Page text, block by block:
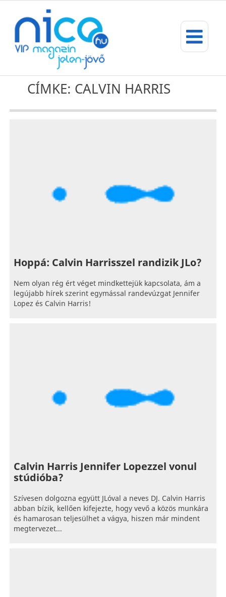
CÍMKE: CALVIN HARRIS
Hoppá: Calvin Harrisszel randizik JLo?
Nem olyan rég ért véget mindkettejük kapcsolata, ám a
legújabb hírek szerint egymással randevúzgat Jennifer
Lopez és Calvin Harris!
Calvin Harris Jennifer Lopezzel vonul
stúdióba?
Szívesen dolgozna együtt JLóval a neves DJ. Calvin Harris
abban bízik, kellően kifejezte, hogy vevő a közös munkára
és hamarosan teljesülhet a vágya, hiszen már mindent
megtervezet...